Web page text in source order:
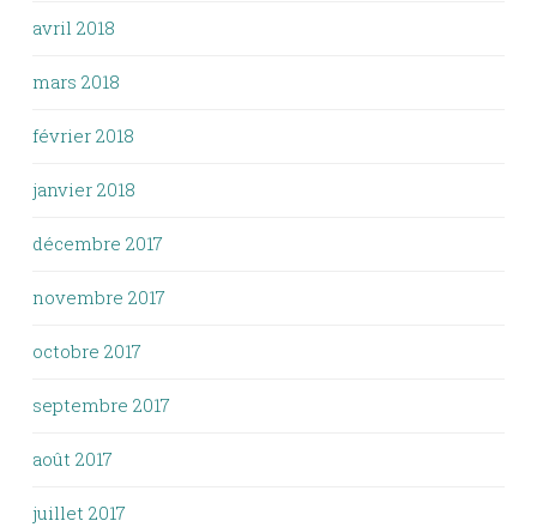
avril 2018
mars 2018
février 2018
janvier 2018
décembre 2017
novembre 2017
octobre 2017
septembre 2017
août 2017
juillet 2017